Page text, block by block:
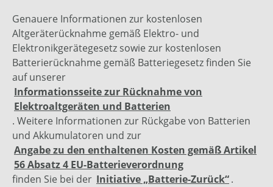
Genauere Informationen zur kostenlosen
Altgeräterücknahme gemäß Elektro- und
Elektronikgerätegesetz sowie zur kostenlosen
Batterierücknahme gemäß Batteriegesetz finden Sie
auf unserer
Informationsseite zur Rücknahme von
Elektroaltgeräten und Batterien
. Weitere Informationen zur Rückgabe von Batterien
und Akkumulatoren und zur
Angabe zu den enthaltenen Kosten gemäß Artikel
56 Absatz 4 EU-Batterieverordnung
finden Sie bei der Initiative „Batterie-Zurück“.